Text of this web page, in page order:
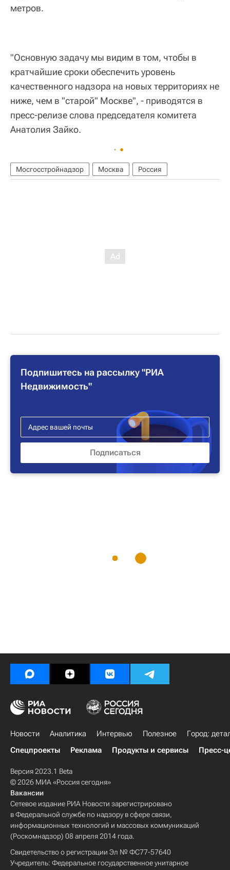
метров.
"Основную задачу мы видим в том, чтобы в
кратчайшие сроки обеспечить уровень
качественного надзора на новых территориях не
ниже, чем в "старой" Москве", - приводятся в
пресс-релизе слова председателя комитета
Анатолия Зайко.
Мосгосстройнадзор Москва Россия
Подпишитесь на рассылку "РИА
Недвижимость"
Новости Аналитика Интервью Полезное
Город:
Спецпроекты
Реклама Продукты и сервисы Пресс-
Версия 2023.1 Beta
© 2026 МИА «Россия сегодня»
Вакансии
Сетевое издание РИА Новости зарегистрировано
в Федеральной службе по надзору в сфере связи,
информационных технологий и массовых коммуникаций
(Роскомнадзор) 08 апреля 2014 года.
Свидетельство о регистрации Эл № ФС77-57640
Учредитель: Федеральное государственное унитарное